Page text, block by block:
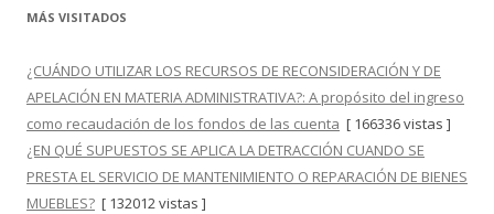
MÁS VISITADOS
¿CUÁNDO UTILIZAR LOS RECURSOS DE RECONSIDERACIÓN Y DE
APELACIÓN EN MATERIA ADMINISTRATIVA?: A propósito del ingreso
como recaudación de los fondos de las cuenta [ 166336 vistas ]
¿EN QUÉ SUPUESTOS SE APLICA LA DETRACCIÓN CUANDO SE
PRESTA EL SERVICIO DE MANTENIMIENTO O REPARACIÓN DE BIENES
MUEBLES? [ 132012 vistas ]